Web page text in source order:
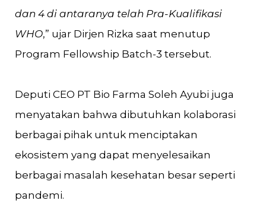
dan 4 di antaranya telah Pra-Kualifikasi
WHO,” ujar Dirjen Rizka saat menutup
Program Fellowship Batch-3 tersebut.
Deputi CEO PT Bio Farma Soleh Ayubi juga
menyatakan bahwa dibutuhkan kolaborasi
berbagai pihak untuk menciptakan
ekosistem yang dapat menyelesaikan
berbagai masalah kesehatan besar seperti
pandemi.